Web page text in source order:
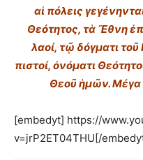
αἱ πόλεις
Θεότητος, τὰ Ἔθνη
λαοί, τῷ δόγματι
πιστοί, ὀνόματι
Θεοῦ ἡμῶν.Μέγα
[embedyt] https://
v=jrP2ET04THU[/